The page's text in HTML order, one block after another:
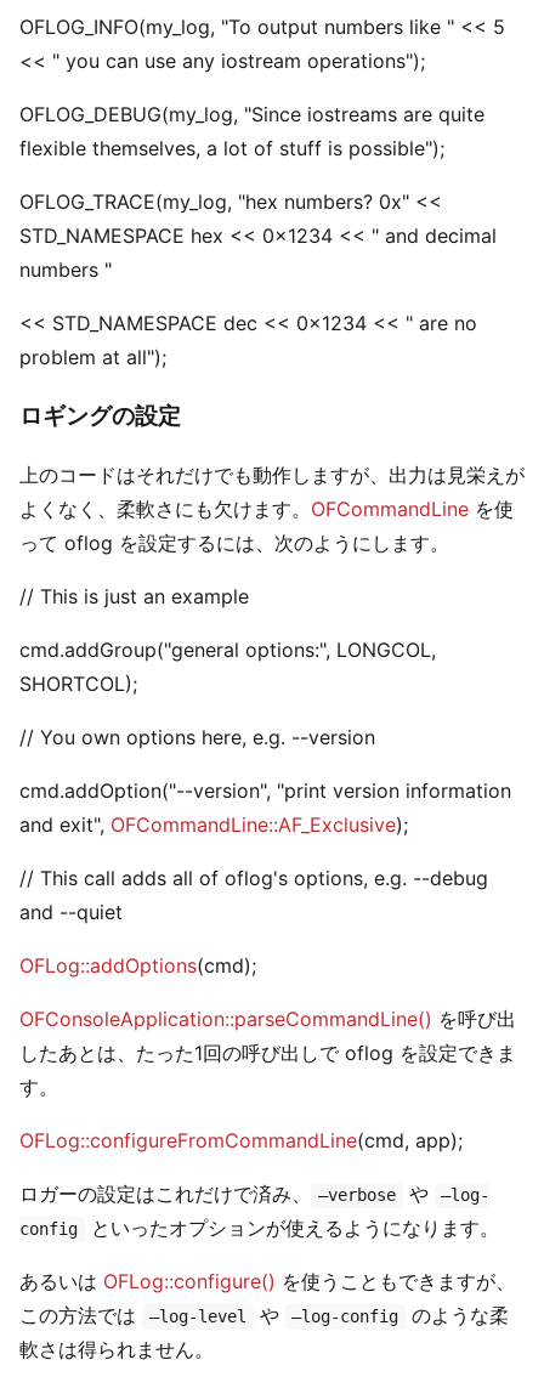
OFLOG_INFO(my_log, "To output numbers like " << 5
<< " you can use any iostream operations");
OFLOG_DEBUG(my_log, "Since iostreams are quite
flexible themselves, a lot of stuff is possible");
OFLOG_TRACE(my_log, "hex numbers? 0x" <<
STD_NAMESPACE hex << 0x1234 << " and decimal
numbers "
<< STD_NAMESPACE dec << 0x1234 << " are no
problem at all");
ロギングの設定
上のコードはそれだけでも動作しますが、出力は見栄えが
よくなく、柔軟さにも欠けます。 OFCommandLine を使
って oflog を設定するには、次のようにします。
// This is just an example
cmd.addGroup("general options:", LONGCOL,
SHORTCOL);
// You own options here, e.g. --version
cmd.addOption("--version", "print version information
and exit", OFCommandLine::AF_Exclusive);
// This call adds all of oflog's options, e.g. --debug
and --quiet
OFLog::addOptions(cmd);
OFConsoleApplication::parseCommandLine() を呼び出
したあとは、たった1回の呼び出しで oflog を設定できま
す。
OFLog::configureFromCommandLine(cmd, app);
ロガーの設定はこれだけで済み、 –verbose や
–log-
config
といったオプションが使えるようになります。
あるいは OFLog::configure() を使うこともできますが、
この方法では
–log-level や –log-config
のような柔
軟さは得られません。